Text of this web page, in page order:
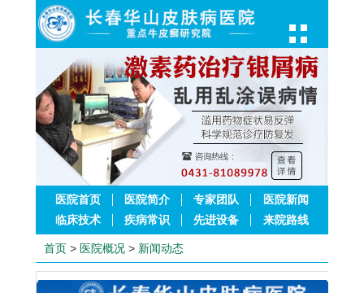
医院首页 医院简介 专家团队
医院新闻
临床技术
疾病常识 先进设备 来院路线
首页 > 医院概况 > 新闻动态